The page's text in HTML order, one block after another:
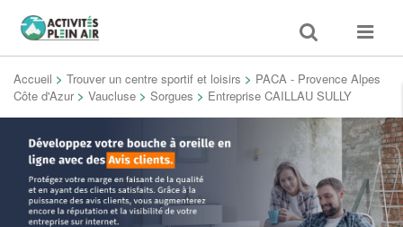
Toggle
search
Toggle
Accueil > Trouver un centre sportif et loisirs > PACA - Provence Alpes
Côte d'Azur > Vaucluse > Sorgues > Entreprise CAILLAU SULLY